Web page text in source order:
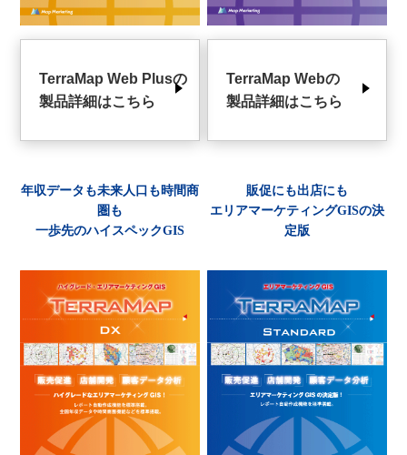
TerraMap Web Plusの
製品詳細はこちら
TerraMap Webの
製品詳細はこちら
年収データも未来人口も時間商
圏も
一歩先のハイスペックGIS
販促にも出店にも
エリアマーケティングGISの決
定版